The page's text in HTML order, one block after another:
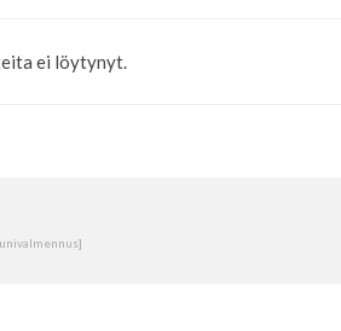
ei löytynyt.